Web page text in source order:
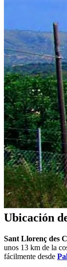
Ubicación
Sant Llorenç des
unos 13 km de la
fácilmente desde